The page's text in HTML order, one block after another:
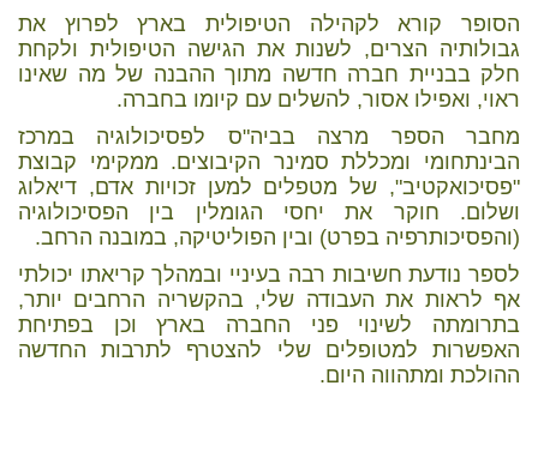
הסופר קורא לקהילה הטיפולית בארץ לפרוץ את
גבולותיה הצרים, לשנות את הגישה הטיפולית ולקחת
חלק בבניית חברה חדשה מתוך ההבנה של מה שאינו
ראוי, ואפילו אסור, להשלים עם קיומו בחברה.
מחבר הספר מרצה בביה"ס לפסיכולוגיה במרכז
הבינתחומי ומכללת סמינר הקיבוצים. ממקימי קבוצת
"פסיכואקטיב", של מטפלים למען זכויות אדם, דיאלוג
ושלום. חוקר את יחסי הגומלין בין הפסיכולוגיה
(והפסיכותרפיה בפרט) ובין הפוליטיקה, במובנה הרחב.
לספר נודעת חשיבות רבה בעיניי ובמהלך קריאתו יכולתי
אף לראות את העבודה שלי, בהקשריה הרחבים יותר,
בתרומתה לשינוי פני החברה בארץ וכן בפתיחת
האפשרות למטופלים שלי להצטרף לתרבות החדשה
ההולכת ומתהווה היום.